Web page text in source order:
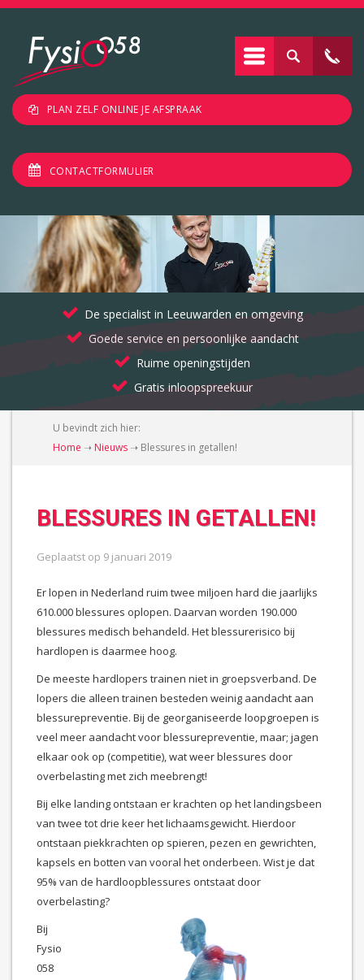
PLAN ZELF ONLINE JE AFSPRAAK
CONTACTFORMULIER
De specialist in Leeuwarden en omgeving
Goede service en persoonlijke aandacht
Ruime openingstijden
Gratis inloopspreekuur
U bevindt zich hier:
Home ➝ Nieuws ➝ Blessures in getallen!
BLESSURES IN GETALLEN!
Geplaatst op 9 januari 2019
Er lopen in Nederland ruim twee miljoen hard die jaarlijks
610.000 blessures oplopen. Daarvan worden 190.000
blessures medisch behandeld. Het blessurerisico bij
hardlopen is daarmee hoog.
De meeste hardlopers trainen niet in groepsverband. De
lopers die alleen trainen besteden weinig aandacht aan
blessurepreventie. Bij de georganiseerde loopgroepen is
veel meer aandacht voor blessurepreventie, maar; jagen
elkaar ook op (competitie), wat weer blessures door
overbelasting met zich meebrengt!
Bij elke landing ontstaan er krachten op het landingsbeen
van twee tot drie keer het lichaamsgewicht. Hierdoor
ontstaan piekkrachten op spieren, pezen en gewrichten,
kapsels en botten van vooral het onderbeen. Wist je dat
95% van de hardloopblessures ontstaat door
overbelasting?
Bij
Fysio
058